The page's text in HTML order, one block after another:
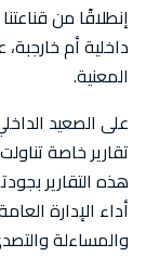
إنطلاقًا من
داخلية أم
المعنية.
على الصعيد
تقارير خاصة
هذه التقارير
أداء الإدارة
والمساءلة